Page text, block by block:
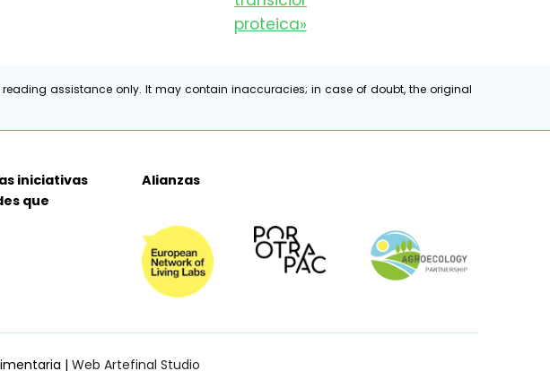
assistance only. It may contain inaccuracies; in case of doubt, the original
iniciativas
que
Alianzas
| Web Artefinal Studio